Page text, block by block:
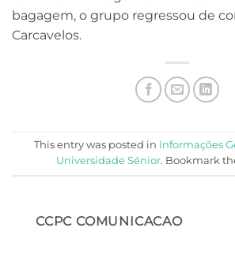
bagagem, o grupo regressou de
Carcavelos.
This entry was posted in Informações
Universidade Sénior. Bookmark
CCPC COMUNICACAO